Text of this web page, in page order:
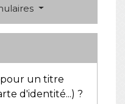
un titre
d'identité...) ?